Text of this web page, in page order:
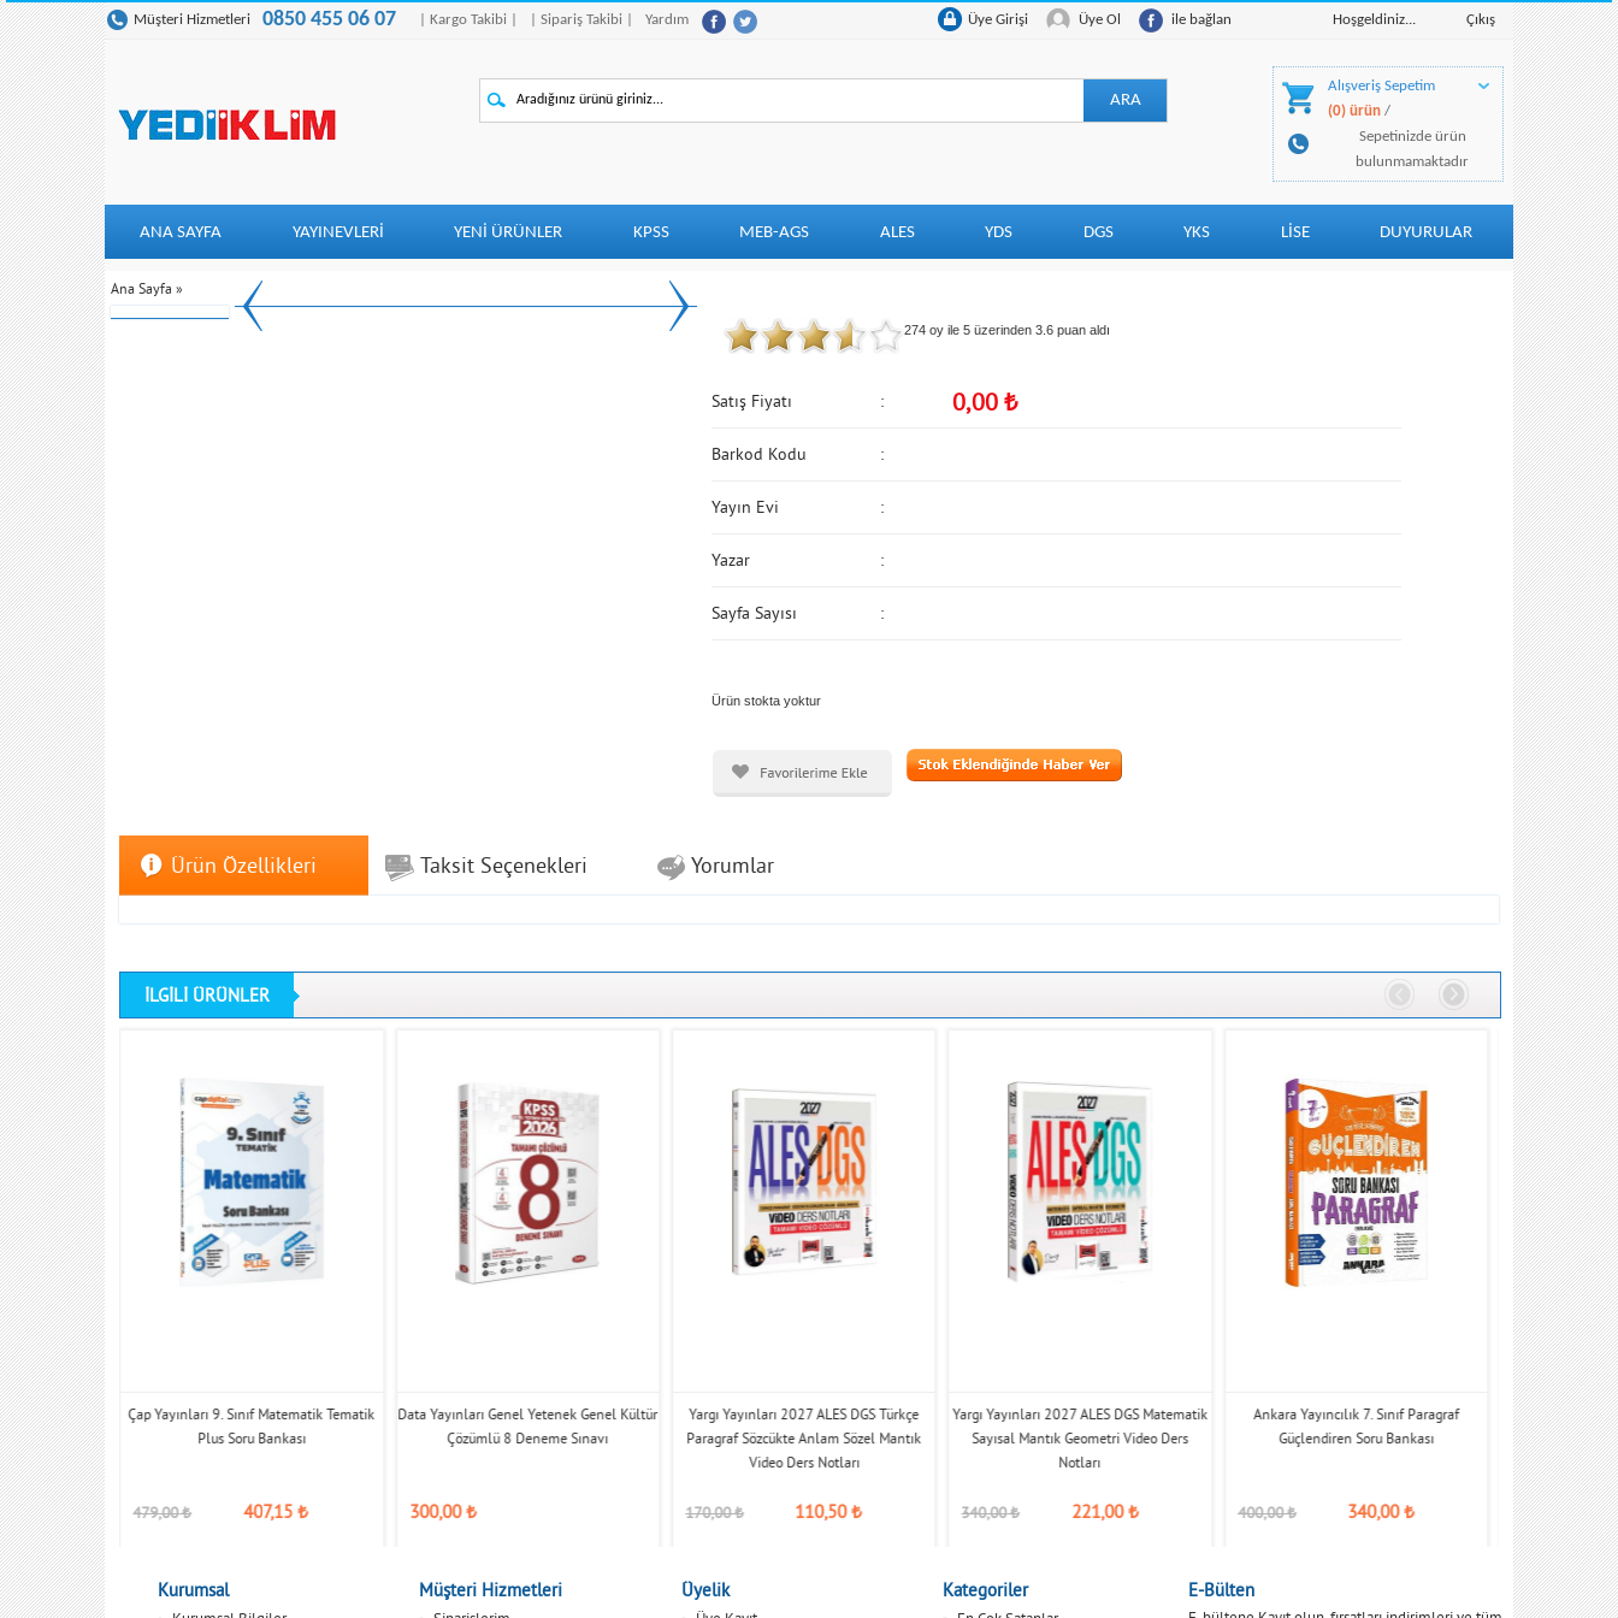
Müşteri Hizmetleri 0850 455 06 07 | Kargo Takibi | | Sipariş Takibi | Yardım Çıkış
Hoşgeldiniz...
ile bağlan
Üye Ol
Üye Girişi
Alışveriş Sepetim
(0) ürün /
Sepetinizde ürün
bulunmamaktadır
ANA SAYFA YAYINEVLERİ YENI ÜRÜNLER KPSS MEB-AGS ALES YDS DGS YKS LİSE DUYURULAR
Ana Sayfa »
274 oy ile 5 üzerinden 3.6puan aldı
Satış Fiyatı 0,00 ₺
Barkod Kodu
Yayın Evi
Yazar
Sayfa Sayısı
Ürün stokta yoktur
Ürün Özellikleri Taksit Seçenekleri Yorumlar
İLGİLİ ÜRÜNLER
Genel Kültür
Sınavı
Çap Yayınları 9. Sınıf Matematik Tematik
Plus Soru Bankası
479,00₺ 407,15 ₺
Data Yayınları Genel Yetenek Genel Kültür
Çözümlü 8 Deneme Sınavı
300,00₺
Yargı Yayınları 2027 ALES DGS Türkçe
Paragraf Sözcükte Anlam Sözel Mantık
Video Ders Notları
170,00₺ 110,50₺
Yargı Yayınları 2027 ALES DGS Matematik
Sayısal Mantık Geometri Video Ders
Notları
340,00₺ 221,00₺
Ankara Yayıncılık 7. Sınıf Paragraf
Güçlendiren Soru Bankası
400,00₺ 340,00₺
Peramila
79,90₺
Kurumsal Müşteri Hizmetleri Üyelik Kategoriler E-Bülten